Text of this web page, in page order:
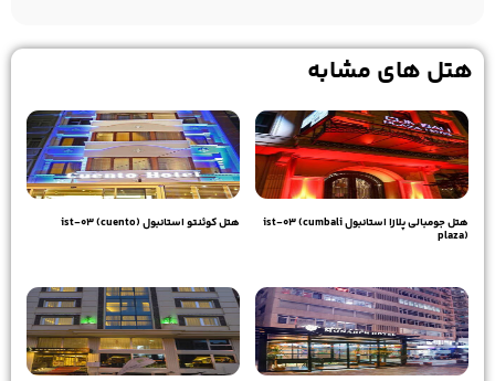
هتل های مشابه
هتل جومبالی پلازا استانبول ist-03 (cumbali
plaza)
هتل کوئنتو استانبول ist-03 (cuento)